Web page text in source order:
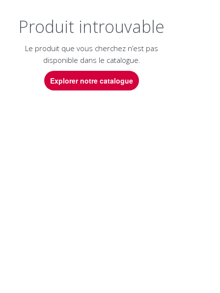
Produit introuvable
Le produit que vous cherchez n’est pas
disponible dans le catalogue.
Explorer notre catalogue